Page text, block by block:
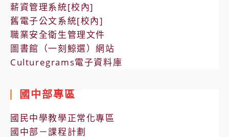
薪資管理系統[校內]
舊電子公文系統[校內]
職業安全衛生管理文件
圖書館（一刻鯨選）網站
Culturegrams電子資料庫
國中部專區
國民中學教學正常化專區
國中部－課程計劃